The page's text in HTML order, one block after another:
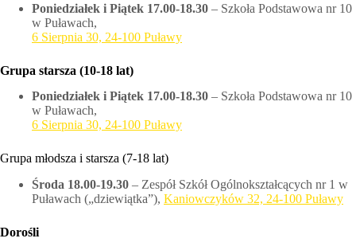
Poniedziałek i Piątek 17.00-18.30 – Szkoła Podstawowa nr 10
w Puławach,
6 Sierpnia 30, 24-100 Puławy
Grupa starsza (10-18 lat)
Poniedziałek i Piątek 17.00-18.30 – Szkoła Podstawowa nr 10
w Puławach,
6 Sierpnia 30, 24-100 Puławy
Grupa młodsza i starsza (7-18 lat)
Środa 18.00-19.30 – Zespół Szkół Ogólnokształcących nr 1 w
Puławach („dziewiątka”), Kaniowczyków 32, 24-100 Puławy
Dorośli